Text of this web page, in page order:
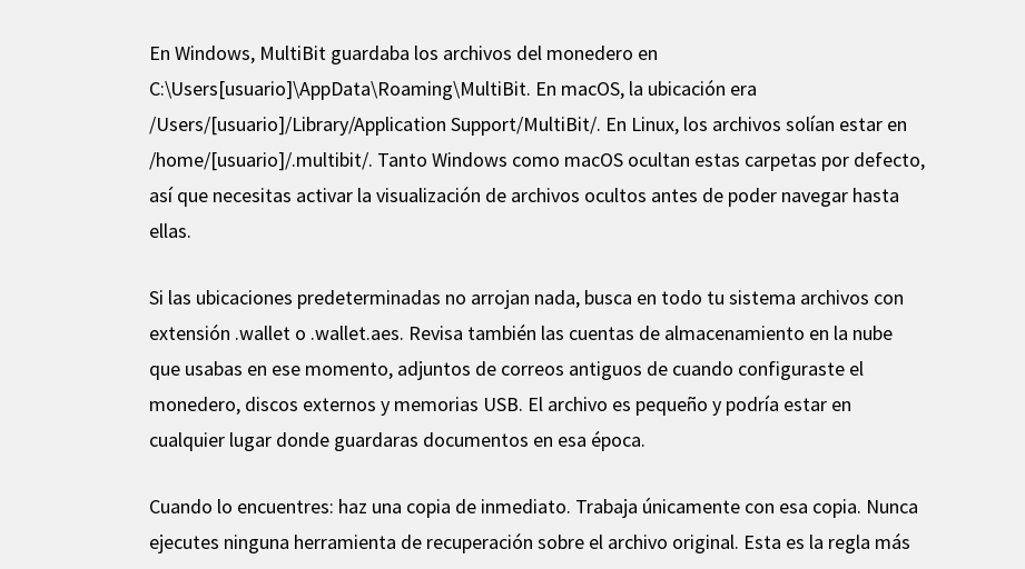
En Windows, MultiBit guardaba los archivos del monedero en
C:\Users[usuario]\AppData\Roaming\MultiBit. En macOS, la ubicación era
/Users/[usuario]/Library/Application Support/MultiBit/. En Linux, los archivos solían estar en
/home/[usuario]/.multibit/. Tanto Windows como macOS ocultan estas carpetas por defecto,
así que necesitas activar la visualización de archivos ocultos antes de poder navegar hasta
ellas.
Si las ubicaciones predeterminadas no arrojan nada, busca en todo tu sistema archivos con
extensión .wallet o .wallet.aes. Revisa también las cuentas de almacenamiento en la nube
que usabas en ese momento, adjuntos de correos antiguos de cuando configuraste el
monedero, discos externos y memorias USB. El archivo es pequeño y podría estar en
cualquier lugar donde guardaras documentos en esa época.
Cuando lo encuentres: haz una copia de inmediato. Trabaja únicamente con esa copia. Nunca
ejecutes ninguna herramienta de recuperación sobre el archivo original. Esta es la regla más